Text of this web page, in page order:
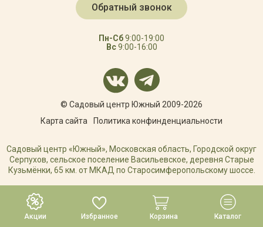
Акции Избранное Корзина Каталог
Обратный звонок
Пн-Сб9:00-19:00
Вс9:00-16:00
© Садовый центр Южный 2009-2026
Карта сайта
Политика конфинденциальности
Садовый центр «Южный», Московская область, Городской округ
Серпухов, сельское поселение Васильевское, деревня Старые
Кузьмёнки, 65 км. от МКАД по Старосимферопольскому шоссе.
РАЗРАБОТКА САЙТА